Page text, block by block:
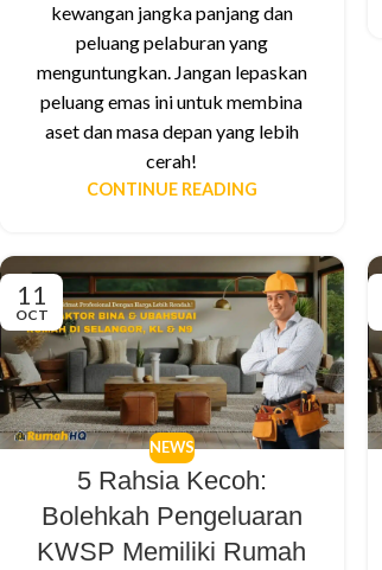
kewangan jangka panjang dan
peluang pelaburan yang
menguntungkan. Jangan lepaskan
peluang emas ini untuk membina
aset dan masa depan yang lebih
cerah!
CONTINUE READING
11
OCT
NEWS
5 Rahsia Kecoh:
Bolehkah Pengeluaran
KWSP Memiliki Rumah